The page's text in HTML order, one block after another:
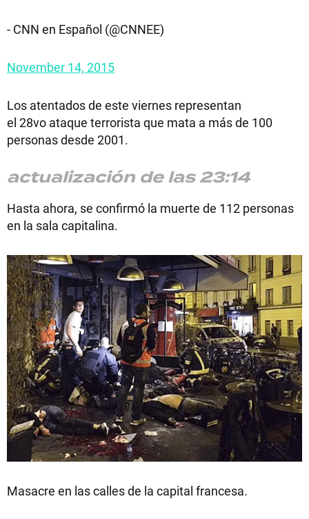
- CNN en Español (@CNNEE)
November 14, 2015
Los atentados de este viernes representan
el 28vo ataque terrorista que mata a más de 100
personas desde 2001.
actualización de las 23:14
Hasta ahora, se confirmó la muerte de 112 personas
en la sala capitalina.
Masacre en las calles de la capital francesa.